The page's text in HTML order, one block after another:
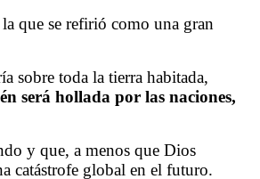
que se refirió como una gran
sobre toda la tierra habitada,
será hollada por las naciones,
y que, a menos que Dios
catástrofe global en el futuro.